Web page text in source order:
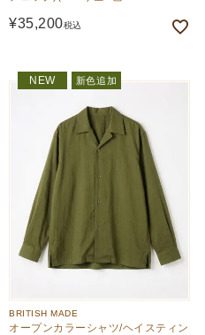
¥35,200税込
NEW 新色追加
BRITISH MADE
オープンカラーシャツ/ヘイスティン